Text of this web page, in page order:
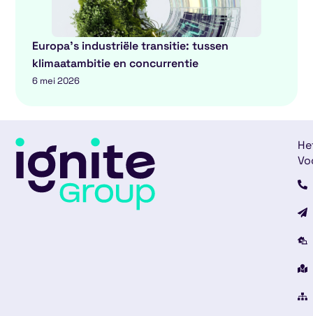
Europa’s industriële transitie: tussen
klimaatambitie en concurrentie
6 mei 2026